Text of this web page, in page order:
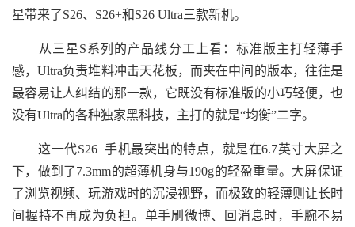
星带来了S26、S26+和S26 Ultra三款新机。
从三星S系列的产品线分工上看：标准版主打轻薄手
感，Ultra负责堆料冲击天花板，而夹在中间的版本，往往是
最容易让人纠结的那一款，它既没有标准版的小巧轻便，也
没有Ultra的各种独家黑科技，主打的就是“均衡”二字。
这一代S26+手机最突出的特点，就是在6.7英寸大屏之
下，做到了7.3mm的超薄机身与190g的轻盈重量。大屏保证
了浏览视频、玩游戏时的沉浸视野，而极致的轻薄则让长时
间握持不再成为负担。单手刷微博、回消息时，手腕不易